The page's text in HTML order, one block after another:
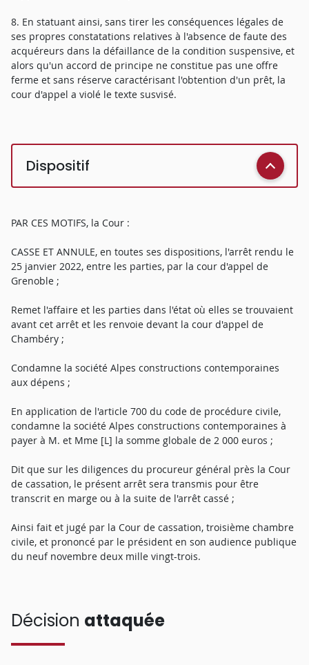
8. En statuant ainsi, sans tirer les conséquences légales de
ses propres constatations relatives à l'absence de faute des
acquéreurs dans la défaillance de la condition suspensive, et
alors qu'un accord de principe ne constitue pas une offre
ferme et sans réserve caractérisant l'obtention d'un prêt, la
cour d'appel a violé le texte susvisé.
Dispositif
PAR CES MOTIFS, la Cour :
CASSE ET ANNULE, en toutes ses dispositions, l'arrêt rendu le
25 janvier 2022, entre les parties, par la cour d'appel de
Grenoble ;
Remet l'affaire et les parties dans l'état où elles se trouvaient
avant cet arrêt et les renvoie devant la cour d'appel de
Chambéry ;
Condamne la société Alpes constructions contemporaines
aux dépens ;
En application de l'article 700 du code de procédure civile,
condamne la société Alpes constructions contemporaines à
payer à M. et Mme [L] la somme globale de 2 000 euros ;
Dit que sur les diligences du procureur général près la Cour
de cassation, le présent arrêt sera transmis pour être
transcrit en marge ou à la suite de l'arrêt cassé ;
Ainsi fait et jugé par la Cour de cassation, troisième chambre
civile, et prononcé par le président en son audience publique
du neuf novembre deux mille vingt-trois.
Décision attaquée